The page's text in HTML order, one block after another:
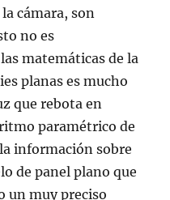
cámara, son
no es
matemáticas de la
planas es mucho
que rebota en
paramétrico de
información sobre
de panel plano que
un muy preciso